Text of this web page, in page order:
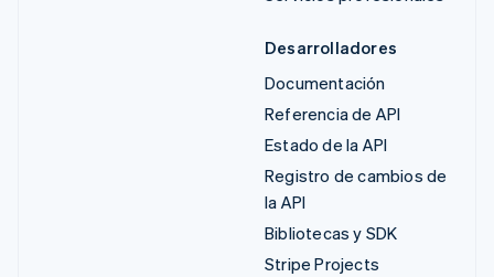
Desarrolladores
Documentación
Referencia de API
Estado de la API
Registro de cambios de
la API
Bibliotecas y SDK
Stripe Projects